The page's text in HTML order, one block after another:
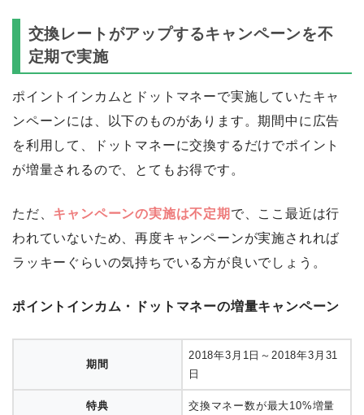
施していました。今後も同じようなキャンペーンが実
施される可能性もあるので、お得な情報を逃さないよ
うにしましょう。
交換レートがアップするキャンペーンを不
定期で実施
ンペーンには、以下のものがあります。期間中に広告
を利用して、ドットマネーに交換するだけでポイント
が増量されるので、とてもお得です。
ただ、 キャンペーンの実施は不定期で、ここ最近は行
われていないため、再度キャンペーンが実施されれば
ラッキーぐらいの気持ちでいる方が良いでしょう。
ポイントインカム・ドットマネーの増量キャンペーン